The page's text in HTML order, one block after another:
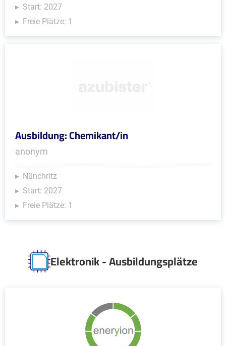
Start: 2027
Freie Plätze: 1
Ausbildung: Chemikant/in
anonym
Nünchritz
Start: 2027
Freie Plätze: 1
Elektronik - Ausbildungsplätze